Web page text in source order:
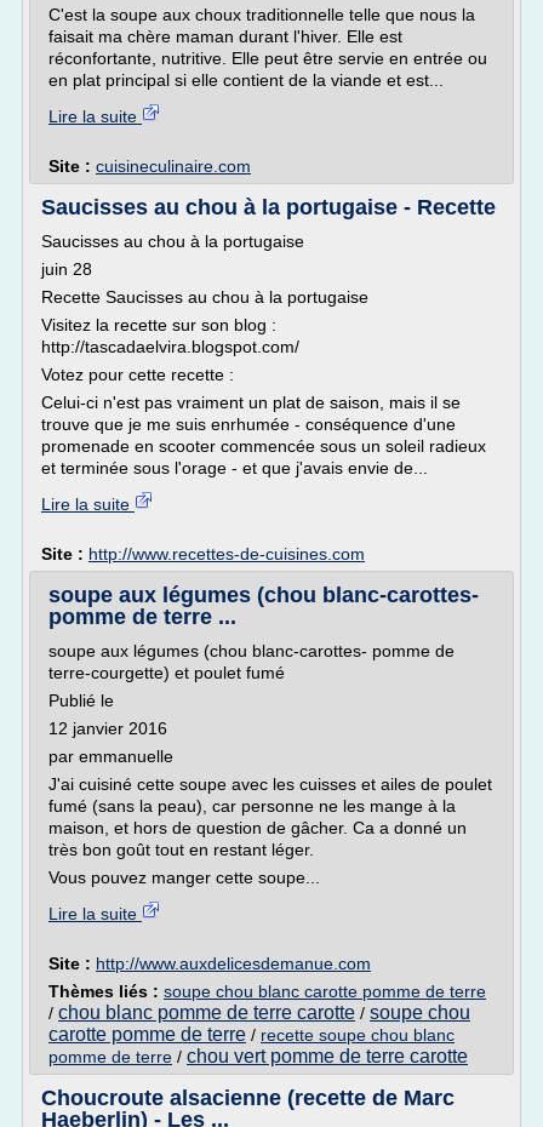
C'est la soupe aux choux traditionnelle telle que nous la
faisait ma chère maman durant l'hiver. Elle est
réconfortante, nutritive. Elle peut être servie en entrée ou
en plat principal si elle contient de la viande et est...
Lire la suite
Site : cuisineculinaire.com
Saucisses au chou à la portugaise - Recette
Saucisses au chou à la portugaise
juin 28
Recette Saucisses au chou à la portugaise
Visitez la recette sur son blog :
http://tascadaelvira.blogspot.com/
Votez pour cette recette :
Celui-ci n'est pas vraiment un plat de saison, mais il se
trouve que je me suis enrhumée - conséquence d'une
promenade en scooter commencée sous un soleil radieux
et terminée sous l'orage - et que j'avais envie de...
Lire la suite
Site : http://www.recettes-de-cuisines.com
soupe aux légumes (chou blanc-carottes-
pomme de terre ...
soupe aux légumes (chou blanc-carottes- pomme de
terre-courgette) et poulet fumé
Publié le
12 janvier 2016
par emmanuelle
J'ai cuisiné cette soupe avec les cuisses et ailes de poulet
fumé (sans la peau), car personne ne les mange à la
maison, et hors de question de gâcher. Ca a donné un
très bon goût tout en restant léger.
Vous pouvez manger cette soupe...
Lire la suite
Site : http://www.auxdelicesdemanue.com
Thèmes liés : soupe chou blanc carotte pomme de terre
/ chou blanc pomme de terre carotte / soupe chou
carotte pomme de terre / recette soupe chou blanc
pomme de terre / chou vert pomme de terre carotte
Choucroute alsacienne (recette de Marc
Haeberlin) - Les ...